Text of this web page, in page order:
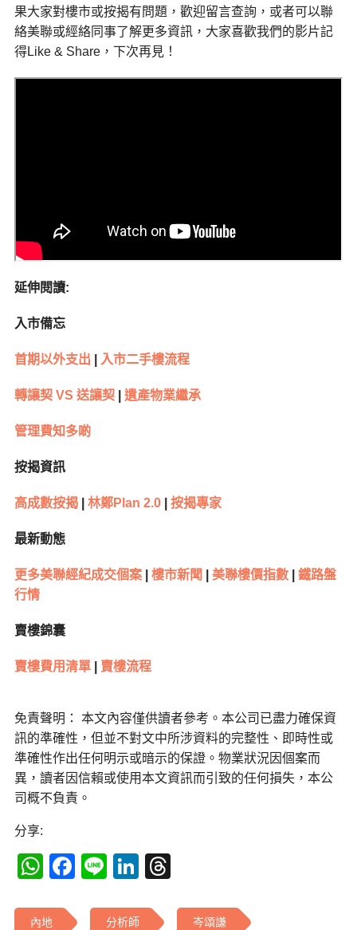
果大家對樓市或按揭有問題，歡迎留言查詢，或者可以聯
絡美聯或經絡同事了解更多資訊，大家喜歡我們的影片記
得Like & Share，下次再見！
延伸閱讀:
入市備忘
首期以外支出 入市二手樓流程
轉讓契VS 送讓契 遺產物業繼承
管理費知多啲
按揭資訊
高成數按揭| 林鄭Plan 2.0| 按揭專家
最新動態
更多美聯經紀成交個案| 樓市新聞 美聯樓價指數|
鐵路盤
行情
賣樓錦囊
賣樓費用清單| 賣樓流程
免責聲明： 本文內容僅供讀者參考。本公司已盡力確保資
訊的準確性，但並不對文中所涉資料的完整性、即時性或
準確性作出任何明示或暗示的保證。物業狀況因個案而
異，讀者因信賴或使用本文資訊而引致的任何損失，本公
司概不負責。
分享:
WhatsApp
Facebook
LineLinkedIn
內地 分析師 岑頌謙